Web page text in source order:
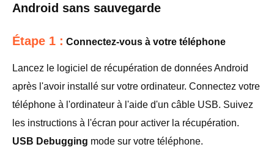
Android sans sauvegarde
Étape 1 : Connectez-vous à votre téléphone
Lancez le logiciel de récupération de données Android
après l'avoir installé sur votre ordinateur. Connectez votre
téléphone à l'ordinateur à l'aide d'un câble USB. Suivez
les instructions à l'écran pour activer la récupération.
USB Debugging mode sur votre téléphone.